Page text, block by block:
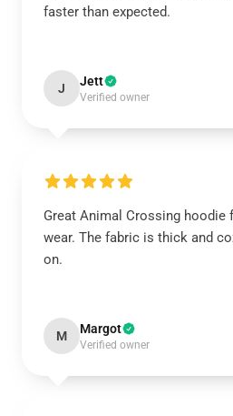
faster than expected.
J Jett
Verified owner
Great Animal Crossing hoodie
wear. The fabric is thick and
on.
M Margot
Verified owner